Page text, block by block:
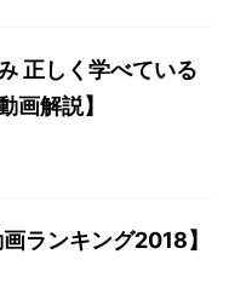
正しく学べている
画解説】
ランキング2018】